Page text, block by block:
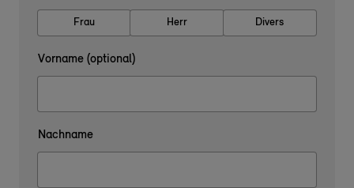
Frau Herr Divers
Vorname (optional)
Nachname